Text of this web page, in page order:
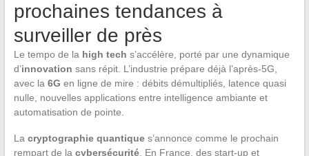
prochaines tendances à
surveiller de près
Le tempo de la high tech s’accélère, porté par une dynamique
d’innovation sans répit. L’industrie prépare déjà l’après-5G,
avec la 6G en ligne de mire : débits démultipliés, latence quasi
nulle, nouvelles applications entre intelligence ambiante et
automatisation de pointe.
La cryptographie quantiques’annonce comme le prochain
rempart de la cybersécurité. En France, des start-up et